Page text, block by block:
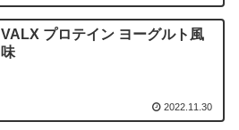
VALX プロテイン ヨーグルト風
味
2022.11.30